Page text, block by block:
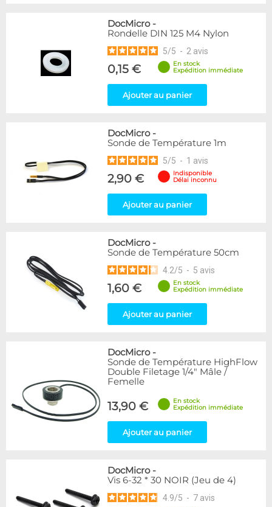
DocMicro-
Rondelle DIN 125 M4 Nylon
5/5 - 2 avis
0,15 €
En stock
Expédition immédiate
Ajouter au panier
DocMicro-
Sonde de Température 1m
5/5 - 1 avis
2,90 €
Indisponible
Délai inconnu
Ajouter au panier
DocMicro-
Sonde de Température 50cm
4.2/5 - 5 avis
1,60 €
En stock
Expédition immédiate
Ajouter au panier
DocMicro-
Sonde de Température HighFlow
Double Filetage 1/4" Mâle /
Femelle
13,90 €
En stock
Expédition immédiate
Ajouter au panier
DocMicro-
Vis 6-32 * 30 NOIR (Jeu de 4)
4.9/5 - 7 avis